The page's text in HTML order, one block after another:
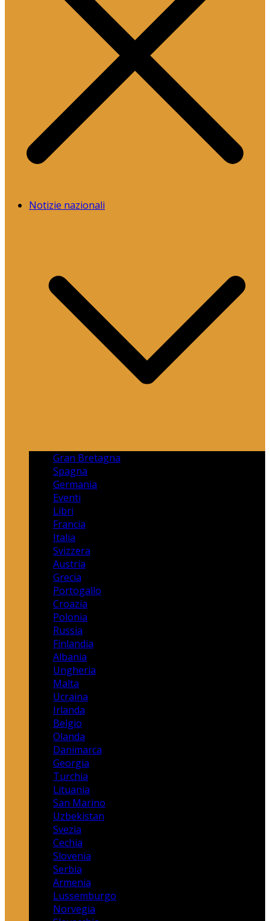
Notizie nazionali
Gran Bretagna
Spagna
Germania
Eventi
Libri
Francia
Italia
Svizzera
Austria
Grecia
Portogallo
Croazia
Polonia
Russia
Finlandia
Albania
Ungheria
Malta
Ucraina
Irlanda
Belgio
Olanda
Danimarca
Georgia
Turchia
Lituania
San Marino
Uzbekistan
Svezia
Cechia
Slovenia
Serbia
Armenia
Lussemburgo
Norvegia